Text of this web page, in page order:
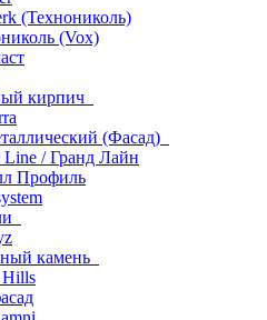
(Технониколь)
(Vox)
кирпич
(Фасад)
Line / Гранд Лайн
Профиль
камень
Hills